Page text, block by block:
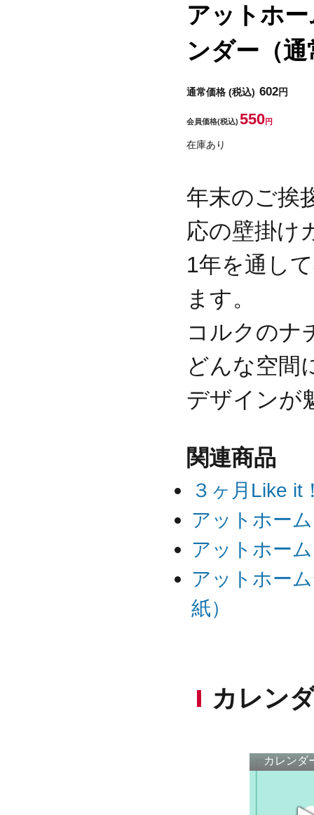
アットホ
ンダー（
通常価格 (税込) 602円
会員価格(税込) 550円
在庫あり
年末のご挨
応の壁掛け
1年を通し
ます。
コルクのナ
どんな空間
デザインが
関連商品
３ヶ月Like it
アットホー
アットホー
アットホー
紙）
カレン